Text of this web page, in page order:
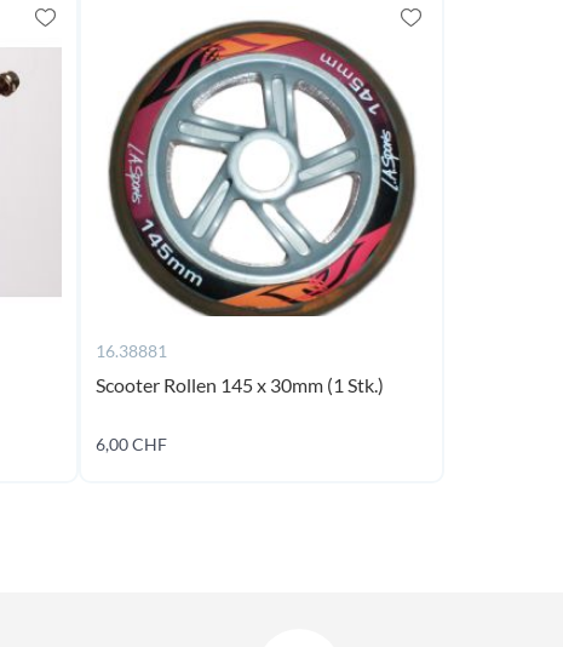
16.38881
Scooter Rollen 145 x 30mm (1 Stk.)
6,00 CHF